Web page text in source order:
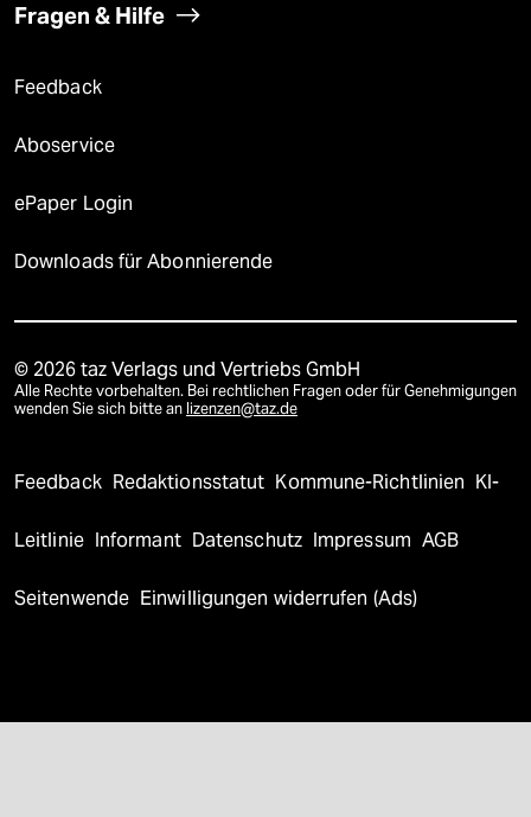
Fragen & Hilfe
Feedback
Aboservice
ePaper Login
Downloads für Abonnierende
© 2026 taz Verlags und Vertriebs GmbH
Alle Rechte vorbehalten. Bei rechtlichen Fragen oder für Genehmigungen
wenden Sie sich bitte an lizenzen@taz.de
Feedback Redaktionsstatut Kommune-Richtlinien KI-
Leitlinie Informant Datenschutz Impressum AGB
Seitenwende Einwilligungen widerrufen (Ads)